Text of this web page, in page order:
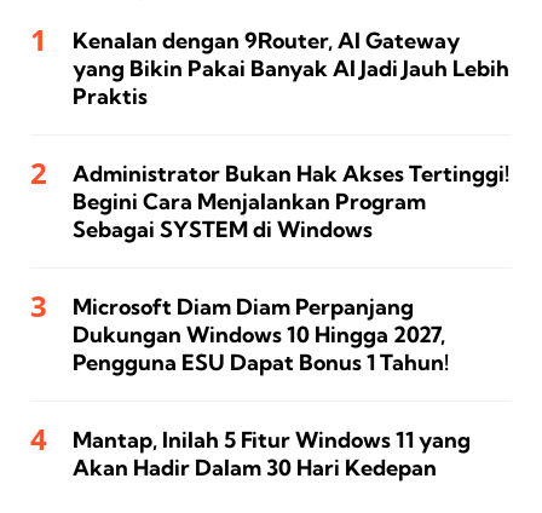
Kenalan dengan 9Router, AI Gateway
yang Bikin Pakai Banyak AI Jadi Jauh Lebih
Praktis
Administrator Bukan Hak Akses Tertinggi!
Begini Cara Menjalankan Program
Sebagai SYSTEM di Windows
Microsoft Diam Diam Perpanjang
Dukungan Windows 10 Hingga 2027,
Pengguna ESU Dapat Bonus 1 Tahun!
Mantap, Inilah 5 Fitur Windows 11 yang
Akan Hadir Dalam 30 Hari Kedepan